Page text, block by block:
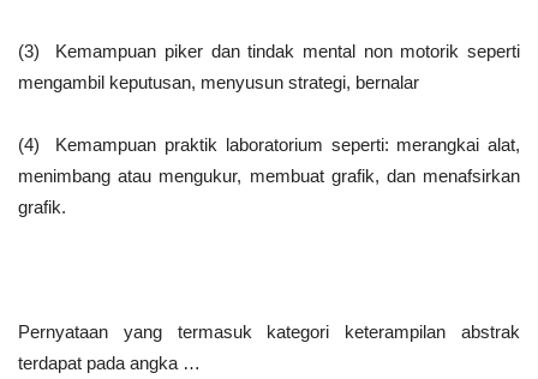
(3) Kemampuan piker dan tindak mental non motorik seperti
mengambil keputusan, menyusun strategi, bernalar
(4) Kemampuan praktik laboratorium seperti: merangkai alat,
menimbang atau mengukur, membuat grafik, dan menafsirkan
grafik.
Pernyataan yang termasuk kategori keterampilan abstrak
terdapat pada angka …